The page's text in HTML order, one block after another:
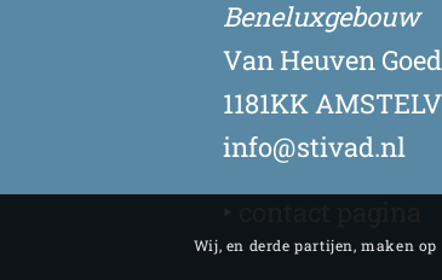
Beneluxgebouw
Van Heuven
1181KK
info@stivad.nl
‣
Wij, en derde partijen, maken